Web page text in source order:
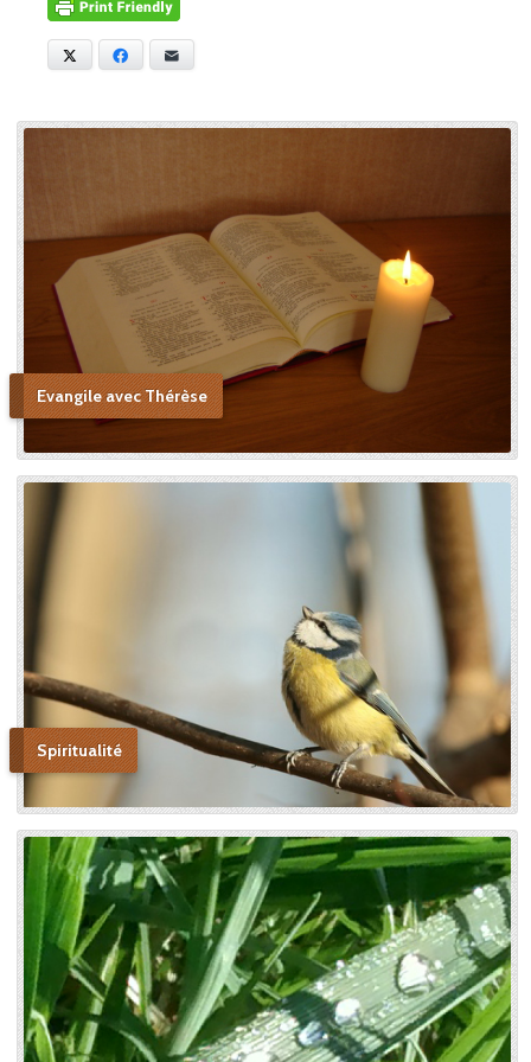
centrale, tant elle la chérissait
Sainte Vierge : « Si je n’ai
point vu le modèle, j’aime à
me persuader que j’ai vu la
copie. » Après sa mort, c’est
Céline qui plaida sa cause en
canonisation en défendant
au procès ecclésiastique sa «
petite voie » si novatrice : « Ce
autels, mais l’instrument dont
le bon Dieu s’était servi pour
montrer aux âmes “la voie de
l’enfance spirituelle” afin qu’il
produise tout l’effet pour
lequel il avait été créé. » En
promulguant le décret sur
l’héroïcité des vertus de
Thérèse, le pape Benoît XV
saluera cette « voie de la
confiance et de l’abandon ».
Bonne lecture pour aller de
découvertes en découvertes.
« Autobiographie de la sœur
et novice de la Petite
Thérèse. Histoire d’un tison
arraché du feu. » Edition du
Carmel. 386 pages. 20 Euros
Facebook
Evangile avec Thérèse
Spiritualité